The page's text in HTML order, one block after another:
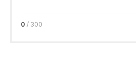
0 / 300